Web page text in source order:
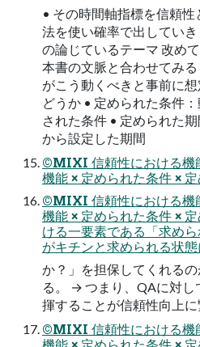
• その時間軸指標を信頼
法を使い確率で出してい
の論じているテーマ 改め
本書の文脈と合わせてみ
がこう動くべきと事前に
どうか • 定められた条件
された条件 • 定められた
から設定した期間
©MIXI 信頼性における機
機能 × 定められた条件 ×
©MIXI 信頼性における機
機能 × 定められた条件 ×
ける一要素である「求め
がキチンと求められる状
か？」を担保してくれる
る。 → つまり、QAに対し
揮することが信頼性向上に
©MIXI 信頼性における機